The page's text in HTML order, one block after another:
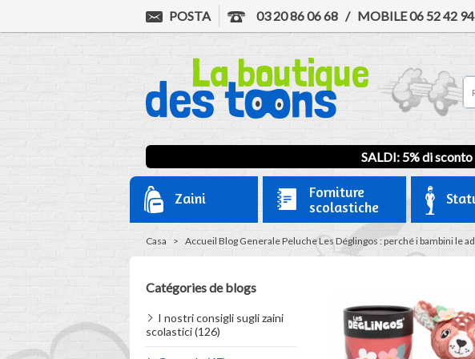
POSTA 03 20 86 06 68 / MOBILE06 52 42
SALDI: 5% di
Zaini
Forniture
scolastiche
Casa > Accueil Blog GeneralePeluche Les Déglingos : perché i bambini le
Catégories de blogs
I nostri consigli sugli zaini
scolastici (126)